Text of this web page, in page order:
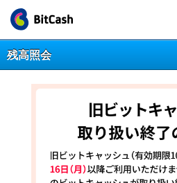
残高照会